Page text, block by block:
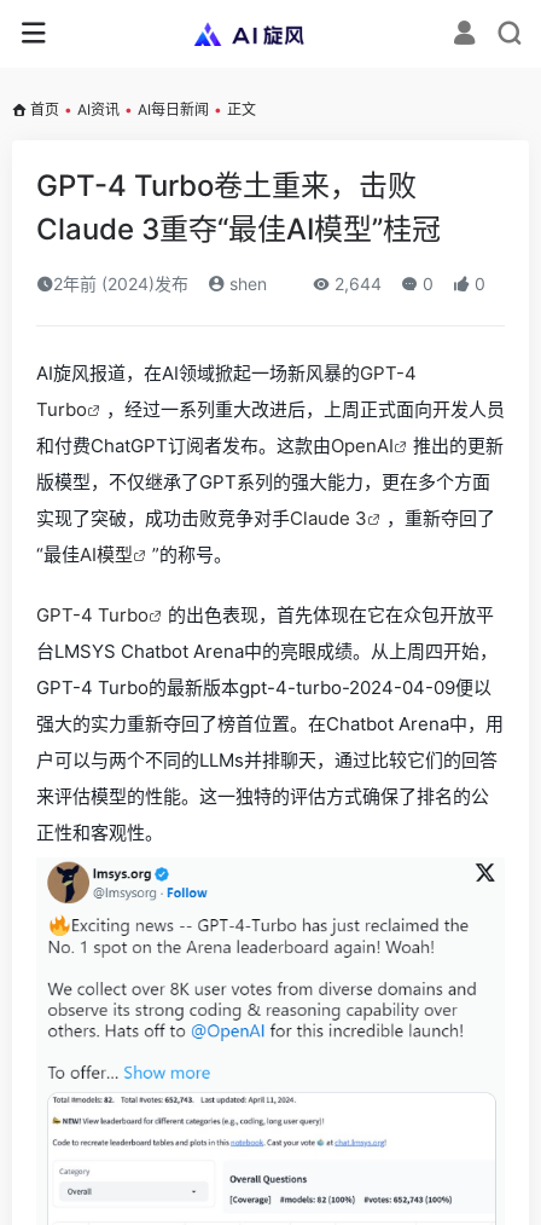
首页 • AI资讯 • AI每日新闻 • 正文
GPT-4 Turbo卷土重来，击败
Claude 3重夺“最佳AI模型”桂冠
2年前 (2024)发布 shen 2,644 0 0
AI旋风报道，在AI领域掀起一场新风暴的GPT-4
Turbo
，经过一系列重大改进后，上周正式面向开发人员
和付费ChatGPT订阅者发布。这款由OpenAI
推出的更新
版模型，不仅继承了GPT系列的强大能力，更在多个方面
实现了突破，成功击败竞争对手Claude 3
，重新夺回了
“最佳AI模型 ”的称号。
GPT-4 Turbo
的出色表现，首先体现在它在众包开放平
台LMSYS Chatbot Arena中的亮眼成绩。从上周四开始，
GPT-4 Turbo的最新版本gpt-4-turbo-2024-04-09便以
强大的实力重新夺回了榜首位置。在Chatbot Arena中，用
户可以与两个不同的LLMs并排聊天，通过比较它们的回答
来评估模型的性能。这一独特的评估方式确保了排名的公
正性和客观性。